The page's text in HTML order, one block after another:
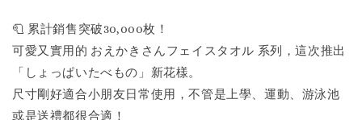
🧻 累計銷售突破30,000枚！
可愛又實用的 おえかきさんフェイスタオル 系列，這次推出
「しょっぱいたべもの」新花樣。
尺寸剛好適合小朋友日常使用，不管是上學、運動、游泳池
或是送禮都很合適！